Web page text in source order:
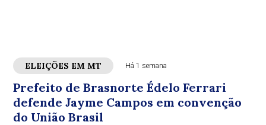
ELEIÇÕES EM MT Há 1 semana
Prefeito de Brasnorte Édelo Ferrari
defende Jayme Campos em convenção
do União Brasil